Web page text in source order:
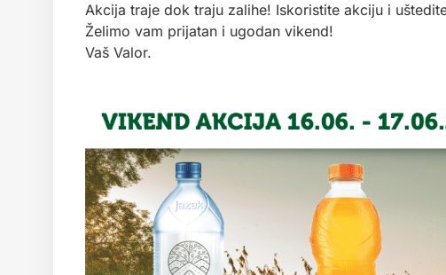
Akcija traje dok traju zalihe! Iskoristite akciju i
Želimo vam prijatan i ugodan vikend!
Vaš Valor.